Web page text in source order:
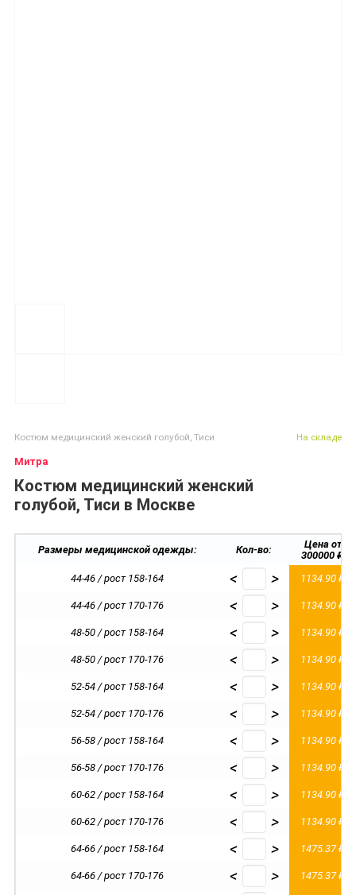
Костюм медицинский женский голубой, Тиси
Митра
Костюм медицинский женский
голубой, Тиси в Москве
На складе
Размеры медицинской одежды: Кол-во:
Цена от
300000 ₽
44-46 / рост 158-164
< > 1134.90 ₽
44-46 / рост 170-176 < > 1134.90 ₽
48-50 / рост 158-164 < > 1134.90 ₽
48-50 / рост 170-176 < > 1134.90 ₽
52-54 / рост 158-164 < > 1134.90 ₽
52-54 / рост 170-176 < > 1134.90 ₽
56-58 / рост 158-164 < > 1134.90 ₽
56-58 / рост 170-176 < > 1134.90 ₽
60-62 / рост 158-164 < > 1134.90 ₽
60-62 / рост 170-176 < > 1134.90 ₽
64-66 / рост 158-164 < > 1475.37 ₽
64-66 / рост 170-176 < > 1475.37 ₽